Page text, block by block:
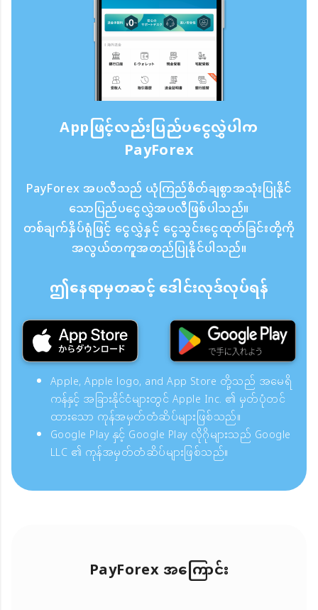
Appဖြင့်လည်းပြည်ပငွေလွှဲပါက
PayForex
PayForex အပလီသည် ယုံကြည်စိတ်ချစွာအသုံးပြုနိုင်
သောပြည်ပငွေလွှဲအပလီဖြစ်ပါသည်။
တစ်ချက်နှိပ်ရုံဖြင့် ငွေလွှဲနှင့် ငွေသွင်းငွေထုတ်ခြင်းတို့ကို
အလွယ်တကူအတည်ပြုနိုင်ပါသည်။
ဤနေရာမှတဆင့် ဒေါင်းလုဒ်လုပ်ရန်
Apple, Apple logo, and App Store တို့သည် အမေရိ
ကန်နှင့် အခြားနိုင်ငံများတွင် Apple Inc. ၏ မှတ်ပုံတင်
ထားသော ကုန်အမှတ်တံဆိပ်များဖြစ်သည်။
Google Play နှင့် Google Play လိုဂိုများသည် Google
LLC ၏ ကုန်အမှတ်တံဆိပ်များဖြစ်သည်။
PayForex အကြောင်း